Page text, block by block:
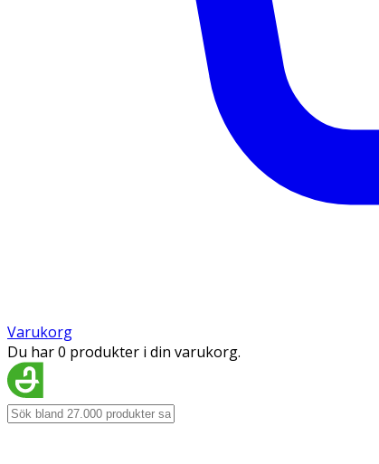
Varukorg
Du har 0 produkter i din varukorg.